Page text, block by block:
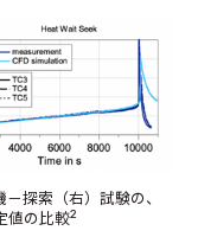
探索（右）試験の、
値の比較2